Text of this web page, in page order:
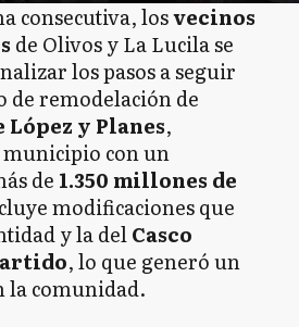
consecutiva, losvecinos
de Olivos y La Lucila se
los pasos a seguir
de remodelación de
y Planes,
con un
de 1.350 millones de
modificaciones que
y la delCasco
, lo que generó un
la comunidad.